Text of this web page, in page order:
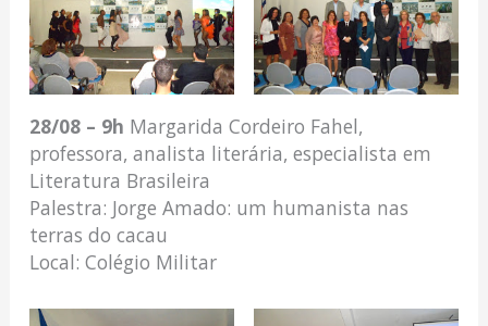
28/08 – 9h Margarida Cordeiro Fahel,
professora, analista literária, especialista em
Literatura Brasileira
Palestra: Jorge Amado: um humanista nas
terras do cacau
Local: Colégio Militar